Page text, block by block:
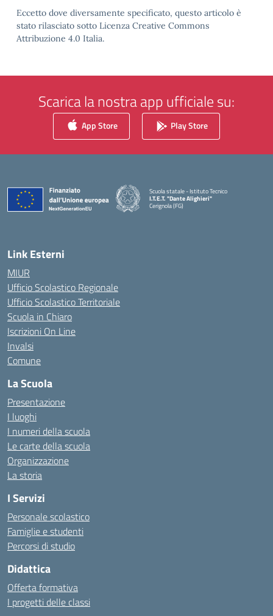
Eccetto dove diversamente specificato, questo articolo è
stato rilasciato sotto Licenza Creative Commons
Attribuzione 4.0 Italia.
Scarica la nostra app ufficiale su:
App Store Play Store
Scuola statale - Istituto Tecnico
I.T.E.T. "Dante Alighieri"
Cerignola (FG)
— Visita la pagina iniziale della scuola
Link Esterni
MIUR
Ufficio Scolastico Regionale
Ufficio Scolastico Territoriale
Scuola in Chiaro
Iscrizioni On Line
Invalsi
Comune
La Scuola
Presentazione
I luoghi
I numeri della scuola
Le carte della scuola
Organizzazione
La storia
I Servizi
Personale scolastico
Famiglie e studenti
Percorsi di studio
Didattica
Offerta formativa
I progetti delle classi